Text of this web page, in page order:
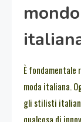
È
moda italiana.
gli stilisti italiani
qualcosa di